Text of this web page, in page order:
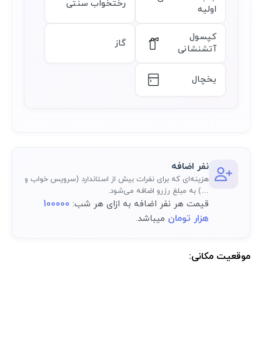
اولیه
رختخواب سنتی
کپسول
آتشنشانی
گاز
یخچال
نفر اضافه
هزینه‌ای که برای نفرات بیش از استاندارد (سرویس خواب و
…) به مبلغ رزرو اضافه می‌شود.
قیمت هر نفر اضافه به ازای هر شب:
هزار تومان میباشد.
موقعیت مکانی: